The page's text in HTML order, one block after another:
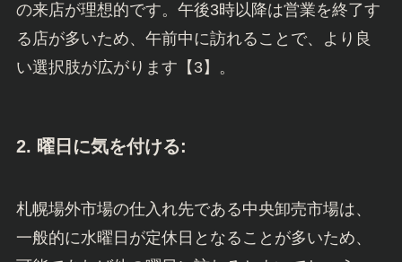
の来店が理想的です。午後3時以降は営業を終了す
る店が多いため、午前中に訪れることで、より良
い選択肢が広がります【3】。
2. 曜日に気を付ける:
札幌場外市場の仕入れ先である中央卸売市場は、
一般的に水曜日が定休日となることが多いため、